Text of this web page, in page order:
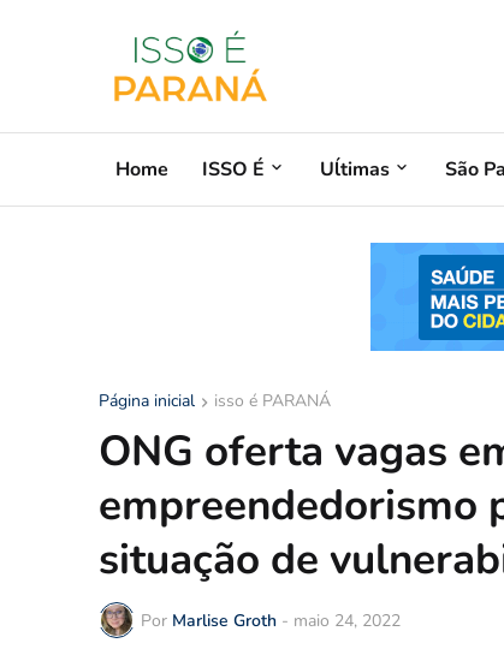
Home ISSO É Uĺtimas São
Página inicial isso é PARANÁ
ONG oferta vagas
empreendedorismo
situação de
Por Marlise Groth - maio 24, 2022